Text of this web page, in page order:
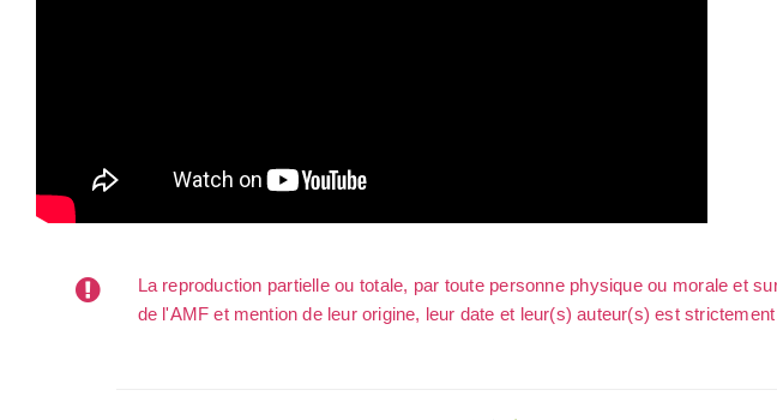
La reproduction partielle ou totale, par toute personne physique ou morale et
de l'AMF et mention de leur origine, leur date et leur(s) auteur(s) est